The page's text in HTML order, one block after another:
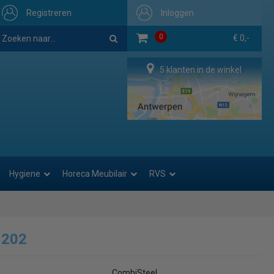
Inloggen
0 € 0,-
Registreren
5 klanten in de winkel
Hygiene Horeca Meubilair RVS